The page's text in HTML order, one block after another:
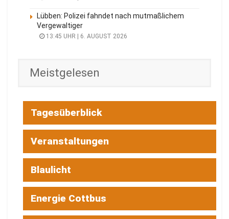
Lübben: Polizei fahndet nach mutmaßlichem
Vergewaltiger
13:45 UHR | 6. AUGUST 2026
Meistgelesen
Tagesüberblick
Veranstaltungen
Blaulicht
Energie Cottbus